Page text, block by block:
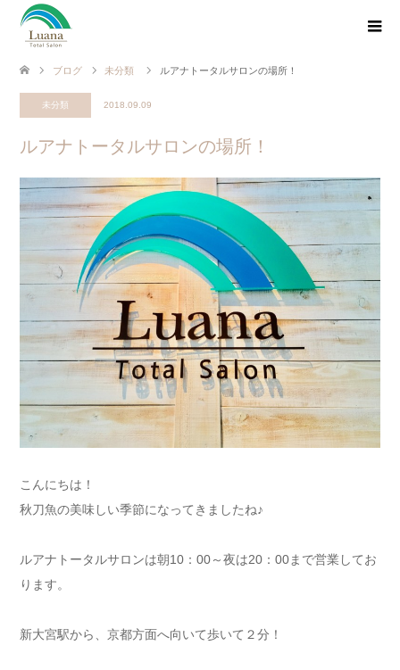
ブログ 未分類 ルアナトータルサロンの場所！
未分類 2018.09.09
ルアナトータルサロンの場所！
こんにちは！
秋刀魚の美味しい季節になってきましたね♪
ルアナトータルサロンは朝10：00～夜は20：00まで営業してお
ります。
新大宮駅から、京都方面へ向いて歩いて２分！